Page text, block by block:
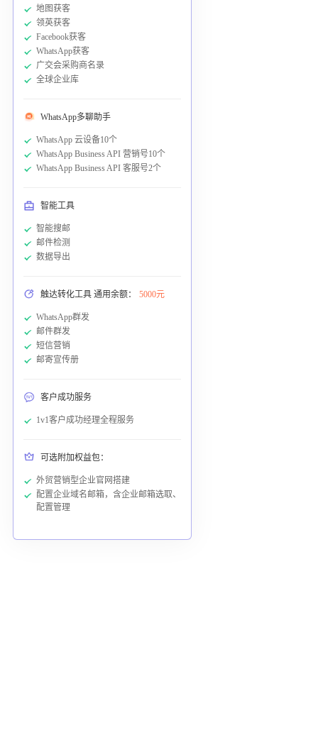
地图获客
领英获客
Facebook获客
WhatsApp获客
广交会采购商名录
全球企业库
WhatsApp多聊助手
WhatsApp 云设备10个
WhatsApp Business API 营销号10个
WhatsApp Business API 客服号2个
智能工具
智能搜邮
邮件检测
数据导出
触达转化工具 通用余额： 5000元
WhatsApp群发
邮件群发
短信营销
邮寄宣传册
客户成功服务
1v1客户成功经理全程服务
可选附加权益包：
外贸营销型企业官网搭建
配置企业域名邮箱，含企业邮箱选取、
配置管理